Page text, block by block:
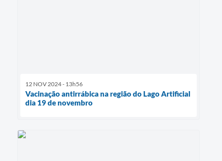
12 NOV 2024 - 13h56
Vacinação antirrábica na região do Lago Artificial
dia 19 de novembro